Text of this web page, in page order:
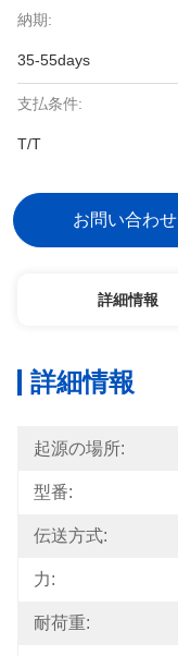
納期:
35-55days
支払条件:
T/T
お問い合わせ
詳細情報
詳細情報
起源の場所:
型番:
伝送方式:
力:
耐荷重: